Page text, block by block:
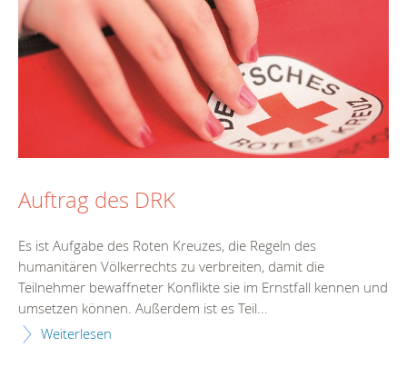
Auftrag des DRK
Es ist Aufgabe des Roten Kreuzes, die Regeln des
humanitären Völkerrechts zu verbreiten, damit die
Teilnehmer bewaffneter Konflikte sie im Ernstfall kennen und
umsetzen können. Außerdem ist es Teil...
Weiterlesen